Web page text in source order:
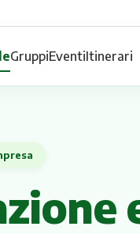
GruppiEventiItinerari